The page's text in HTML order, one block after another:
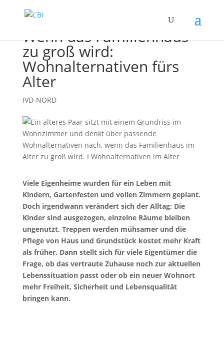
Wenn das Familienhaus
zu groß wird:
Wohnalternativen fürs
Alter
IVD-NORD
Viele Eigenheime wurden für ein Leben mit
Kindern, Gartenfesten und vollen Zimmern geplant.
Doch irgendwann verändert sich der Alltag: Die
Kinder sind ausgezogen, einzelne Räume bleiben
ungenutzt, Treppen werden mühsamer und die
Pflege von Haus und Grundstück kostet mehr Kraft
als früher. Dann stellt sich für viele Eigentümer die
Frage, ob das vertraute Zuhause noch zur aktuellen
Lebenssituation passt oder ob ein neuer Wohnort
mehr Freiheit, Sicherheit und Lebensqualität
bringen kann.